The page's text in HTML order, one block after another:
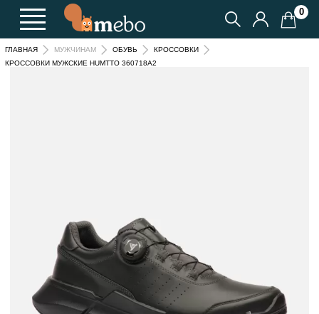
0
ГЛАВНАЯ МУЖЧИНАМ ОБУВЬ
КРОССОВКИ
КРОССОВКИ МУЖСКИЕ HUMTTO 360718A2